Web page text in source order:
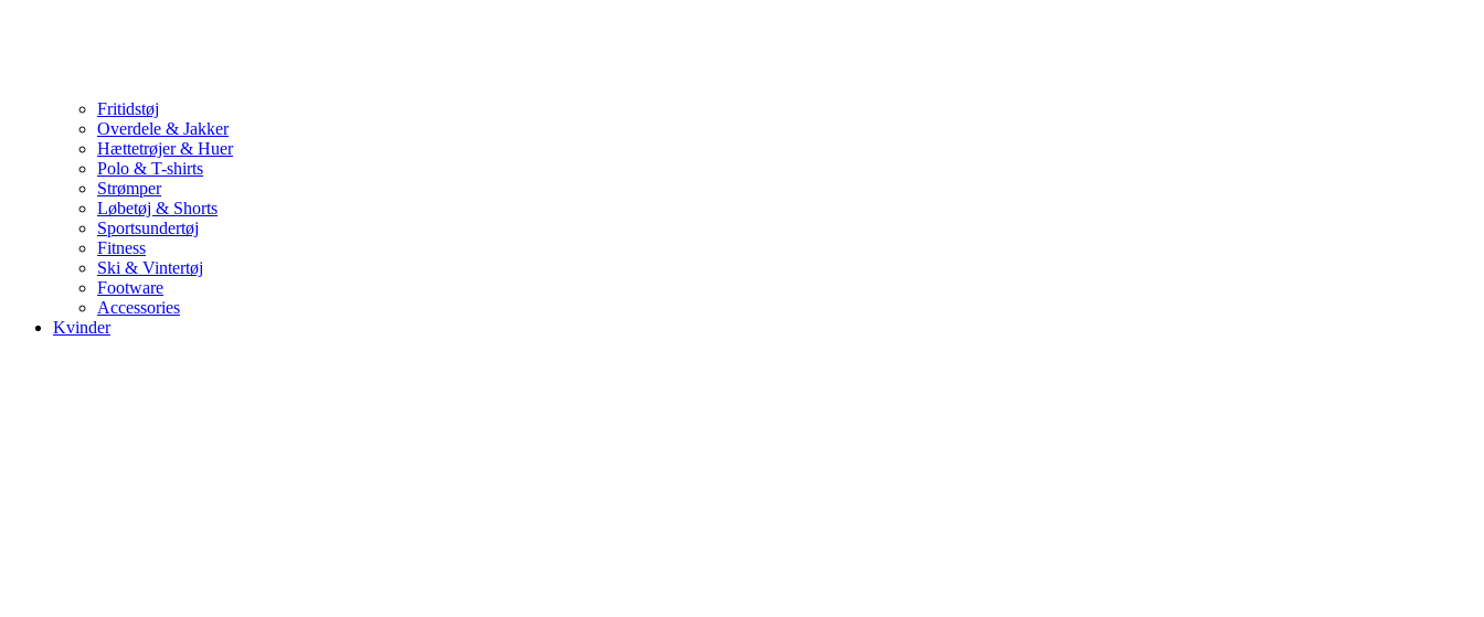
Fritidstøj
Overdele & Jakker
Hættetrøjer & Huer
Polo & T-shirts
Strømper
Løbetøj & Shorts
Sportsundertøj
Fitness
Ski & Vintertøj
Footware
Accessories
Kvinder